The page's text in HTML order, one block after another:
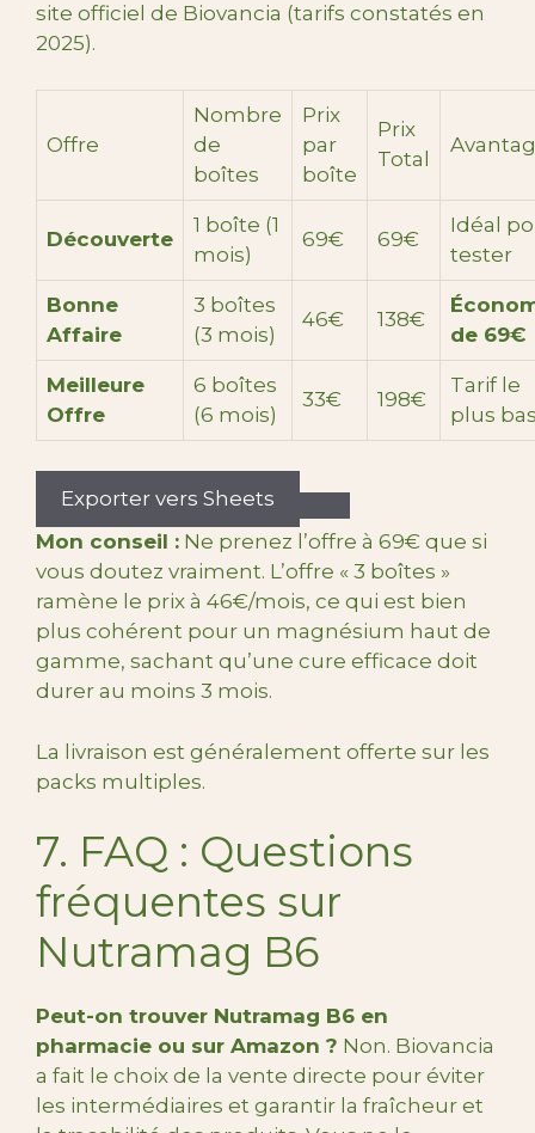
site officiel de Biovancia (tarifs constatés en
2025).
Offre
Nombre
de
boîtes
Prix
par
boîte
Prix
Total
Découverte
1 boîte (1
mois)
69€ 69€
Idéal
tester
Bonne
Affaire
3 boîtes
(3 mois)
46€ 138€
de 69€
Meilleure
Offre
6 boîtes
(6 mois)
33€ 198€
Tarif le
plus
Exporter vers Sheets
Mon conseil : Ne prenez l’offre à 69€ que si
vous doutez vraiment. L’offre « 3 boîtes »
ramène le prix à 46€/mois, ce qui est bien
plus cohérent pour un magnésium haut de
gamme, sachant qu’une cure efficace doit
durer au moins 3 mois.
La livraison est généralement offerte sur les
packs multiples.
7. FAQ : Questions
fréquentes sur
Nutramag B6
Peut-on trouver Nutramag B6 en
pharmacie ou sur Amazon ? Non. Biovancia
a fait le choix de la vente directe pour éviter
les intermédiaires et garantir la fraîcheur et